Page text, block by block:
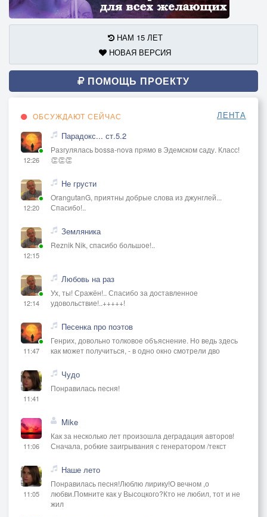
НАМ 15 ЛЕТ
НОВАЯ ВЕРСИЯ
ПОМОЩЬ ПРОЕКТУ
ОБСУЖДАЮТ СЕЙЧАС ЛЕНТА
12:26
Парадокс... ст.5.2
Разгулялась bossa-nova прямо в Эдемском саду. Класс!
👏👏👏
12:20
Не грусти
OrangutanG, приятны добрые слова из джунглей...
Спасибо!..
12:15
Земляника
Reznik Nik, спасибо большое!..
12:14
Любовь на раз
Ух, ты! Сражён!.. Спасибо за доставленное
удовольствие!..+++++!
11:47
Песенка про поэтов
Генрих, довольно толковое объяснение. Но ведь здесь
как может получиться, - в одно окно смотрели дво
11:41
Чудо
Понравилась песня!
11:06
Mike
Как за несколько лет произошла деградация авторов!
Сначала, робкие заигрывания с генератором /текст
11:05
Наше лето
Понравилась песня!Люблю лирику!О вечном ,о
любви.Помните как у Высоцкого?Кто не любил, тот и не
жил